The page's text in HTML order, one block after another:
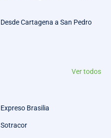
Desde Cartagena a San Pedro
Ver todos
Expreso Brasilia
Sotracor